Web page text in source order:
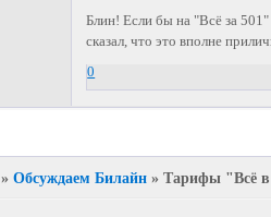
Блин! Если бы на "Всё за
сказал, что это вполне
0
»Обсуждаем Билайн »Тарифы "Всё в